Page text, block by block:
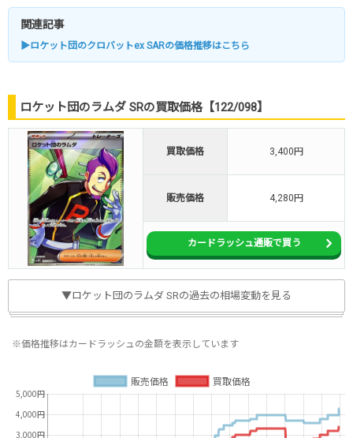
関連記事
▶ロケット団のクロバットex SARの価格推移はこちら
ロケット団のラムダ SRの買取価格【122/098】
買取価格 3,400円
販売価格 4,280円
カードラッシュ通販で買う
▼ロケット団のラムダ SRの過去の相場変動を見る
※価格推移はカードラッシュの金額を表示しています